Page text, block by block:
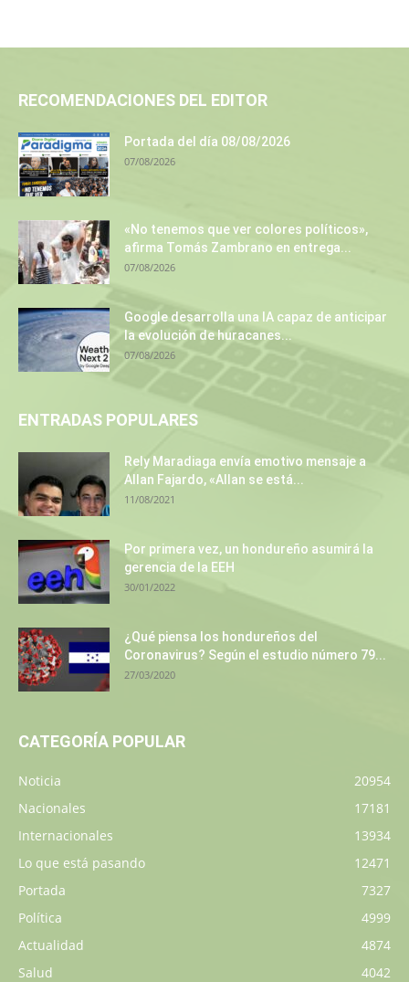
RECOMENDACIONES DEL EDITOR
Portada del día 08/08/2026
07/08/2026
«No tenemos que ver colores políticos»,
afirma Tomás Zambrano en entrega...
07/08/2026
Google desarrolla una IA capaz de anticipar
la evolución de huracanes...
07/08/2026
ENTRADAS POPULARES
Rely Maradiaga envía emotivo mensaje a
Allan Fajardo, «Allan se está...
11/08/2021
Por primera vez, un hondureño asumirá la
gerencia de la EEH
30/01/2022
¿Qué piensa los hondureños del
Coronavirus? Según el estudio número 79...
27/03/2020
CATEGORÍA POPULAR
Noticia
20954
Nacionales
17181
Internacionales
13934
Lo que está pasando
12471
Portada
7327
Política
4999
Actualidad
4874
Salud
4042